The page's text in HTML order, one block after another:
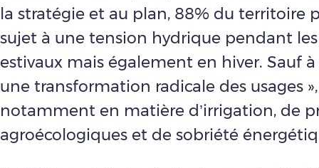
la stratégie et au plan, 88% du territoire
sujet à une tension hydrique pendant
estivaux mais également en hiver. Sauf à
une transformation radicale des usages »,
notamment en matière d’irrigation, de
agroécologiques et de sobriété